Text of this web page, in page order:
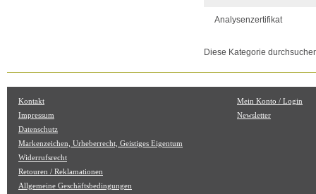
Analysenzertifikat
Diese Kategorie
Kontakt
Impressum
Datenschutz
Markenzeichen, Urheberrecht, Geistiges Eigentum
Widerrufsrecht
Retouren / Reklamationen
Allgemeine Geschäftsbedingungen
Mein Konto / Login
Newsletter